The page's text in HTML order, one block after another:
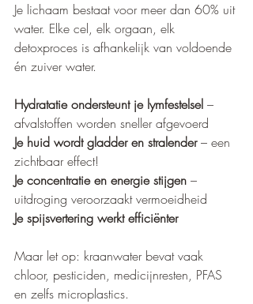
Je lichaam bestaat voor meer dan 60% uit
water. Elke cel, elk orgaan, elk
detoxproces is afhankelijk van voldoende
én zuiver water.
Hydratatie ondersteunt je lymfestelsel –
afvalstoffen worden sneller afgevoerd
Je huid wordt gladder en stralender – een
zichtbaar effect!
Je concentratie en energie stijgen –
uitdroging veroorzaakt vermoeidheid
Je spijsvertering werkt efficiënter
Maar let op: kraanwater bevat vaak
chloor, pesticiden, medicijnresten, PFAS
en zelfs microplastics.